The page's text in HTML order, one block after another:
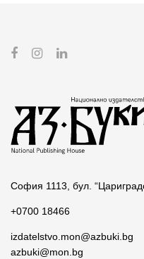
София 1113, бул.
+0700 18466
izdatelstvo.mon@azbuki.bg
azbuki@mon.bg